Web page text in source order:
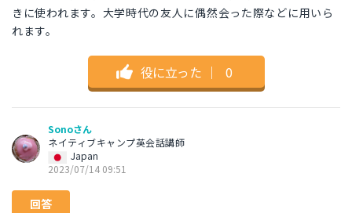
きに使われます。大学時代の友人に偶然会った際などに用いら
れます。
役に立った ｜ 0
Sonoさん
ネイティブキャンプ英会話講師
Japan
2023/07/14 09:51
回答